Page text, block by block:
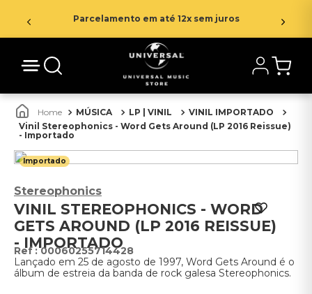
Parcelamento em até 12x sem juros
MÚSICA LP | VINIL
VINIL IMPORTADO
Vinil Stereophonics - Word Gets Around (LP 2016 Reissue)
- Importado
Importado
Stereophonics
VINIL STEREOPHONICS - WORD
GETS AROUND (LP 2016 REISSUE)
- IMPORTADO
:00060255714428
Lançado em 25 de agosto de 1997, Word Gets Around é o
álbum de estreia da banda de rock galesa Stereophonics.